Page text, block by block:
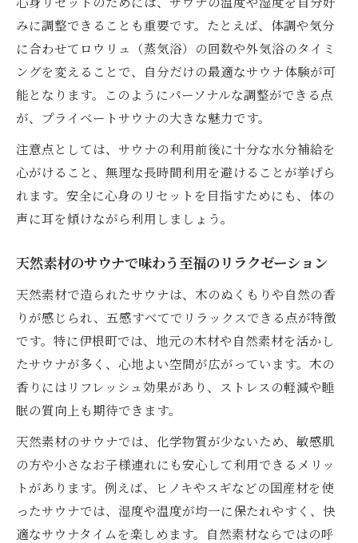
みに調整できることも重要です。たとえば、体調や気分
に合わせてロウリュ（蒸気浴）の回数や外気浴のタイミ
ングを変えることで、自分だけの最適なサウナ体験が可
能となります。このようにパーソナルな調整ができる点
が、プライベートサウナの大きな魅力です。
注意点としては、サウナの利用前後に十分な水分補給を
心がけること、無理な長時間利用を避けることが挙げら
れます。安全に心身のリセットを目指すためにも、体の
声に耳を傾けながら利用しましょう。
天然素材のサウナで味わう至福のリラクゼーション
天然素材で造られたサウナは、木のぬくもりや自然の香
りが感じられ、五感すべてでリラックスできる点が特徴
です。特に伊根町では、地元の木材や自然素材を活かし
たサウナが多く、心地よい空間が広がっています。木の
香りにはリフレッシュ効果があり、ストレスの軽減や睡
眠の質向上も期待できます。
天然素材のサウナでは、化学物質が少ないため、敏感肌
の方や小さなお子様連れにも安心して利用できるメリッ
トがあります。例えば、ヒノキやスギなどの国産材を使
ったサウナでは、湿度や温度が均一に保たれやすく、快
適なサウナタイムを楽しめます。自然素材ならではの呼